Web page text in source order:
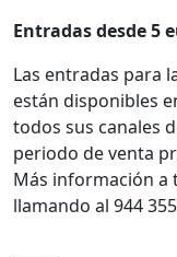
Entradas desde 5
Las entradas para
están disponibles
todos sus canales
periodo de venta
Más información a
llamando al 944